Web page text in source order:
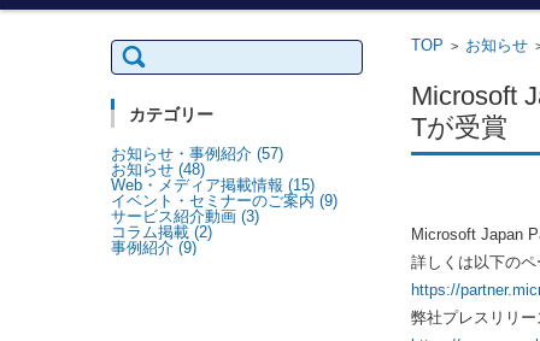
TOP > お知らせ
Microsoft
Tが受賞
Microsoft Japan
詳しくは以下の
https://
弊社プレスリリー
検
索:
カテゴリー
お知らせ・事例紹介 (57)
お知らせ (48)
Web・メディア掲載情報 (15)
イベント・セミナーのご案内 (9)
サービス紹介動画 (3)
コラム掲載 (2)
事例紹介 (9)